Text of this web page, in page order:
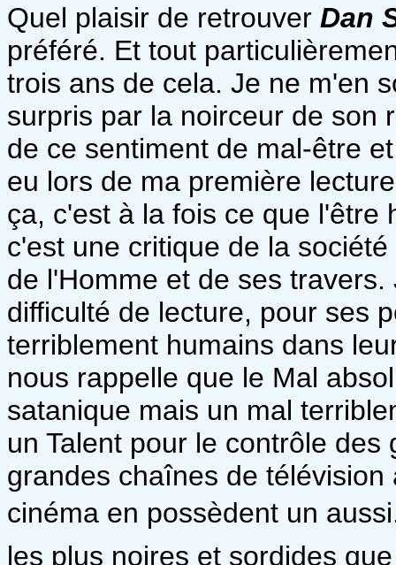
Quel plaisir de retrouver Dan
préféré. Et tout
trois ans de cela. Je ne m'en
surpris par la noirceur de son
de ce sentiment de mal-être
eu lors de ma première
ça, c'est à la fois ce que l'être
c'est une critique de la
de l'Homme et de ses
difficulté de lecture, pour ses
terriblement humains dans
nous rappelle que le Mal
satanique mais un mal
un Talent pour le contrôle
grandes chaînes de
cinéma en possèdent un
les plus noires et sordides